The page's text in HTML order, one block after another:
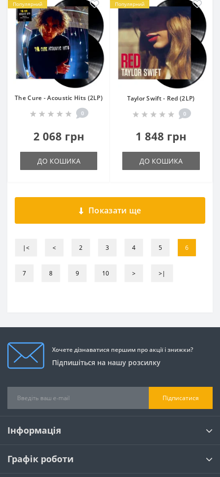
Популярний
The Cure - Acoustic Hits (2LP)
0
2 068 грн
ДО КОШИКА
Популярний
Taylor Swift - Red (2LP)
0
1 848 грн
ДО КОШИКА
Показати ще
|< < 2 3 4 5 6
7 8 9 10 > >|
Хочете дізнаватися першим про акції і знижки?
Підпишіться на нашу розсилку
Підписатися
Інформація
Графік роботи